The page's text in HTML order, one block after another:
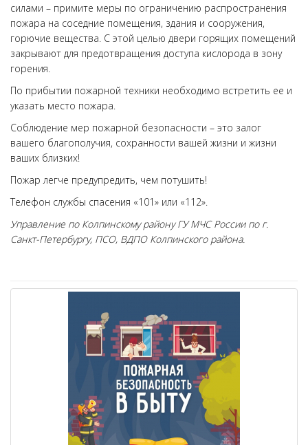
силами – примите меры по ограничению распространения
пожара на соседние помещения, здания и сооружения,
горючие вещества. С этой целью двери горящих помещений
закрывают для предотвращения доступа кислорода в зону
горения.
По прибытии пожарной техники необходимо встретить ее и
указать место пожара.
Соблюдение мер пожарной безопасности – это залог
вашего благополучия, сохранности вашей жизни и жизни
ваших близких!
Пожар легче предупредить, чем потушить!
Телефон службы спасения «101» или «112».
Управление по Колпинскому району ГУ МЧС России по г.
Санкт-Петербургу, ПСО, ВДПО Колпинского района.